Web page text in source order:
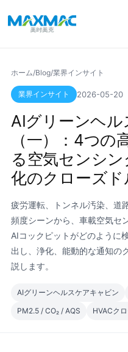
ホーム/Blog/業界インサイト
業界インサイト 2026-05-20
AIグリーンヘ
（一）：4つの
る空気センシ
化のクローズ
疲労運転、トンネル汚染、道
頻度シーンから、車載空気セ
AIコックピットがどのように
出し、浄化、能動的な通知の
説します。
AIグリーンヘルスケアキャビン
PM2.5 / CO₂ / AQS
HVACク